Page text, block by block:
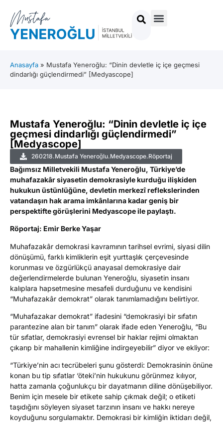
Anasayfa » Mustafa Yeneroğlu: “Dinin devletle iç içe geçmesi
dindarlığı güçlendirmedi” [Medyascope]
Mustafa Yeneroğlu: “Dinin devletle iç içe
geçmesi dindarlığı güçlendirmedi”
[Medyascope]
260218.Mustafa Yeneroğlu.Medyascope.Röportaj
Bağımsız Milletvekili Mustafa Yeneroğlu, Türkiye’de
muhafazakâr siyasetin demokrasiyle kurduğu ilişkiden
hukukun üstünlüğüne, devletin merkezî reflekslerinden
vatandaşın hak arama imkânlarına kadar geniş bir
perspektifte görüşlerini Medyascope ile paylaştı.
Röportaj: Emir Berke Yaşar
Muhafazakâr demokrasi kavramının tarihsel evrimi, siyasi dilin
dönüşümü, farklı kimliklerin eşit yurttaşlık çerçevesinde
korunması ve özgürlükçü anayasal demokrasiye dair
değerlendirmelerde bulunan Yeneroğlu, siyasetin insanı
kalıplara hapsetmesine mesafeli durduğunu ve kendisini
“Muhafazakâr demokrat” olarak tanımlamadığını belirtiyor.
“Muhafazakar demokrat” ifadesini “demokrasiyi bir sıfatın
parantezine alan bir tanım” olarak ifade eden Yeneroğlu, “Bu
tür sıfatlar, demokrasiyi evrensel bir haklar rejimi olmaktan
çıkarıp bir mahallenin kimliğine indirgeyebilir” diyor ve ekliyor:
“Türkiye’nin acı tecrübeleri şunu gösterdi: Demokrasinin önüne
konan bu tip sıfatlar ‘öteki’nin hukukunu görünmez kılıyor,
hatta zamanla çoğunlukçu bir dayatmanın diline dönüşebiliyor.
Benim için mesele bir etikete sahip çıkmak değil; o etiketi
taşıdığını söyleyen siyaset tarzının insanı ve hakkı nereye
koyduğunu sorgulamaktır. Demokrasi bir kimliğin iktidarı değil,